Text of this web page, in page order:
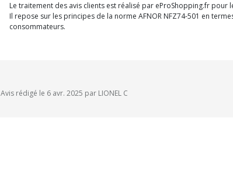
Le traitement des avis clients est réalisé par eProShopping.fr pour
Il repose sur les principes de la norme AFNOR NFZ74-501 en
consommateurs.
Avis rédigé le 6 avr. 2025 par LIONEL C